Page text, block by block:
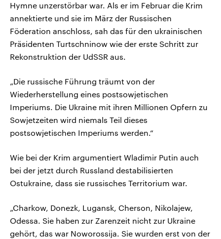
Hymne unzerstörbar war. Als er im Februar die Krim
annektierte und sie im März der Russischen
Föderation anschloss, sah das für den ukrainischen
Präsidenten Turtschninow wie der erste Schritt zur
Rekonstruktion der UdSSR aus.
„Die russische Führung träumt von der
Wiederherstellung eines postsowjetischen
Imperiums. Die Ukraine mit ihren Millionen Opfern zu
Sowjetzeiten wird niemals Teil dieses
postsowjetischen Imperiums werden.“
Wie bei der Krim argumentiert Wladimir Putin auch
bei der jetzt durch Russland destabilisierten
Ostukraine, dass sie russisches Territorium war.
„Charkow, Donezk, Lugansk, Cherson, Nikolajew,
Odessa. Sie haben zur Zarenzeit nicht zur Ukraine
gehört, das war Noworossija. Sie wurden erst von der